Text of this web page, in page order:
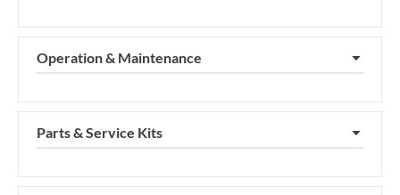
Operation & Maintenance ▼
Parts & Service Kits ▼